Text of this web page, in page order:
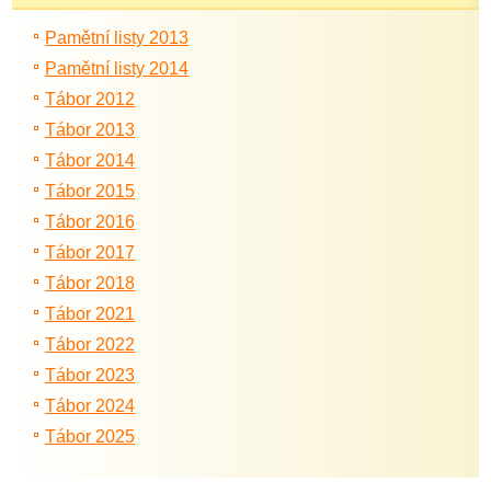
Pamětní listy 2013
Pamětní listy 2014
Tábor 2012
Tábor 2013
Tábor 2014
Tábor 2015
Tábor 2016
Tábor 2017
Tábor 2018
Tábor 2021
Tábor 2022
Tábor 2023
Tábor 2024
Tábor 2025